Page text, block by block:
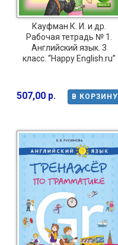
Кауфман К. И. и др.
Рабочая тетрадь № 1.
Английский язык. 3
класс. “Happy English.ru”
В КОРЗИНУ
507,00 р.